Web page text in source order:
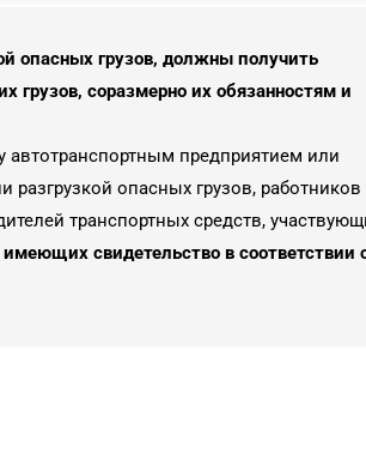
опасных грузов, должны получить
грузов, соразмерно их обязанностям и
автотранспортным предприятием или
разгрузкой опасных грузов, работников
транспортных средств,
свидетельство в соответствии